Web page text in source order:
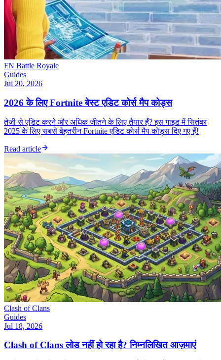
FN Battle Royale
Guides
Jul 20, 2026
2026 के लिए Fortnite बेस्ट एडिट कोर्स मैप कोड्स
तेजी से एडिट करने और अधिक जीतने के लिए तैयार हैं? इस गाइड में सितंबर
2025 के लिए सबसे बेहतरीन Fortnite एडिट कोर्स मैप कोड्स दिए गए हैं!
Read article
Clash of Clans
Guides
Jul 18, 2026
Clash of Clans लोड नहीं हो रहा है? निम्नलिखित आज़माएं